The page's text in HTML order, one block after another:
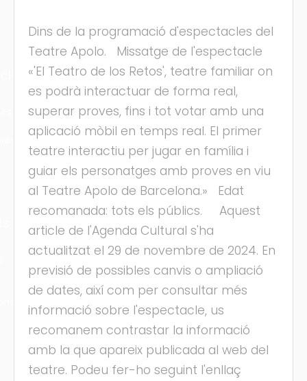
Dins de la programació d'espectacles del
Teatre Apolo. Missatge de l'espectacle
«'El Teatro de los Retos', teatre familiar on
es podrà interactuar de forma real,
superar proves, fins i tot votar amb una
aplicació mòbil en temps real. El primer
teatre interactiu per jugar en família i
guiar els personatges amb proves en viu
al Teatre Apolo de Barcelona.» Edat
recomanada: tots els públics. Aquest
article de l'Agenda Cultural s'ha
actualitzat el 29 de novembre de 2024. En
previsió de possibles canvis o ampliació
de dates, així com per consultar més
informació sobre l'espectacle, us
recomanem contrastar la informació
amb la que apareix publicada al web del
teatre. Podeu fer-ho seguint l'enllaç